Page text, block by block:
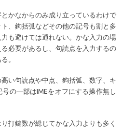
かなからのみ成り立っているわけで
、鉤括弧などその他の記号も割と多
も避けては通れない。かな入力の場
必要があるし、句読点を入力するの
。
い句読点や中点、鉤括弧、数字、キ
の一部はIMEをオフにする操作無し
打鍵数が総じてかな入力よりも多く